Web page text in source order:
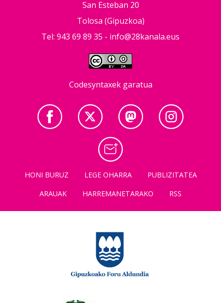
San Esteban 20
Tolosa (Gipuzkoa)
Tel: 943 69 89 35 - info@28kanala.eus
Codesyntaxek garatua
HONI BURUZ LEGE OHARRA
PUBLIZITATEA
ARAUAK
HARREMANETARAKO RSS